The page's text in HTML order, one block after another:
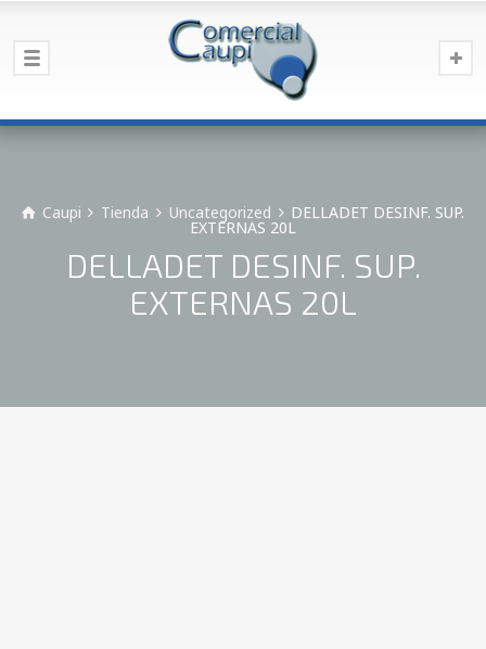
Caupi Tienda Uncategorized DELLADET DESINF. SUP.
EXTERNAS 20L
DELLADET DESINF. SUP.
EXTERNAS 20L